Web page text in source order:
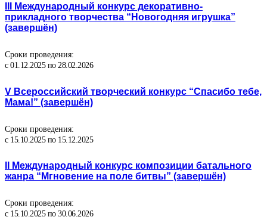
III Международный конкурс декоративно-
прикладного творчества “Новогодняя игрушка”
(завершён)
Сроки проведения:
с 01.12.2025 по 28.02.2026
V Всероссийский творческий конкурс “Спасибо тебе,
Мама!” (завершён)
Сроки проведения:
с 15.10.2025 по 15.12.2025
II Международный конкурс композиции батального
жанра “Мгновение на поле битвы” (завершён)
Сроки проведения:
с 15.10.2025 по 30.06.2026